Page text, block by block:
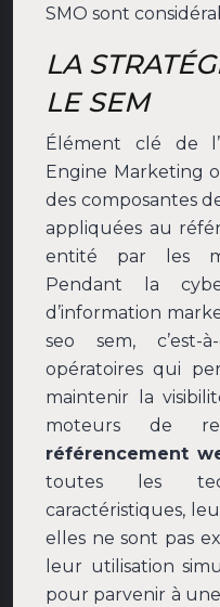
SMO sont
LA
LE SEM
Élément clé de
Engine Marketing
des composantes
appliquées au
entité par les
Pendant la
d’information
seo sem,
opératoires qui
maintenir la
moteurs de
référencement
toutes les
caractéristiques,
elles ne sont pas
leur utilisation
pour parvenir à